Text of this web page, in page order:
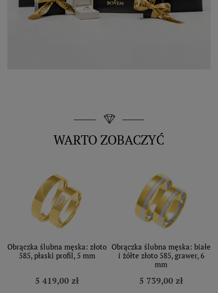
WARTO ZOBACZYĆ
Obrączka ślubna męska: złoto
585, płaski profil, 5 mm
5 419,00 zł
Obrączka ślubna męska: białe
i żółte złoto 585, grawer, 6
mm
5 739,00 zł